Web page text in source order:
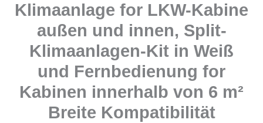
Klimaanlage for LKW-Kabine
außen und innen, Split-
Klimaanlagen-Kit in Weiß
und Fernbedienung for
Kabinen innerhalb von 6 m²
Breite Kompatibilität